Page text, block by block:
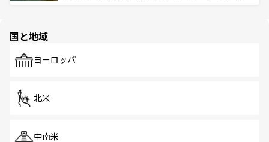
で、ホーカーズは地元の風情を楽しめる外せないスポット
国と地域
ヨーロッパ
北米
中南米